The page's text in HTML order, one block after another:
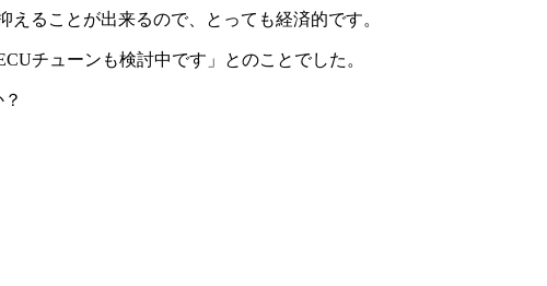
ることが出来るので、とっても経済的です。
チューンも検討中です」とのことでした。